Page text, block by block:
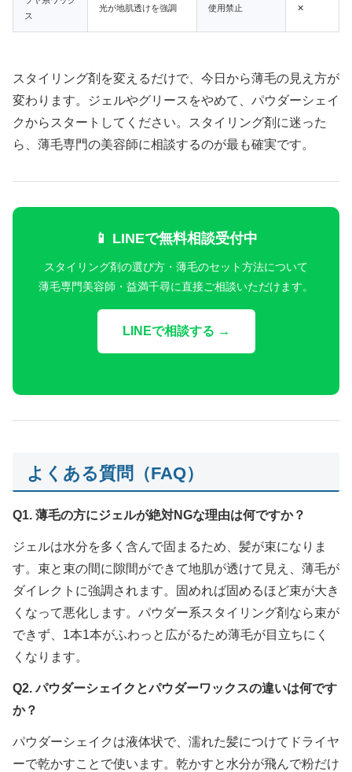
ス
光が地肌透けを強調 使用禁止 ✕
スタイリング剤を変えるだけで、今日から薄毛の見え方が
変わります。ジェルやグリースをやめて、パウダーシェイ
クからスタートしてください。スタイリング剤に迷った
ら、薄毛専門の美容師に相談するのが最も確実です。
📱 LINEで無料相談受付中
スタイリング剤の選び方・薄毛のセット方法について
薄毛専門美容師・益満千尋に直接ご相談いただけます。
LINEで相談する →
よくある質問（FAQ）
Q1. 薄毛の方にジェルが絶対NGな理由は何ですか？
ジェルは水分を多く含んで固まるため、髪が束になりま
す。束と束の間に隙間ができて地肌が透けて見え、薄毛が
ダイレクトに強調されます。固めれば固めるほど束が大き
くなって悪化します。パウダー系スタイリング剤なら束が
できず、1本1本がふわっと広がるため薄毛が目立ちにく
くなります。
Q2. パウダーシェイクとパウダーワックスの違いは何です
か？
パウダーシェイクは液体状で、濡れた髪につけてドライヤ
ーで乾かすことで使います。乾かすと水分が飛んで粉だけ